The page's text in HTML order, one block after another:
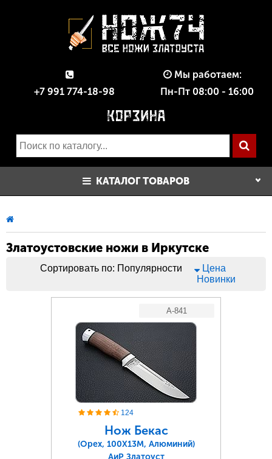
+7 991 774-18-98
Мы работаем:
Пн-Пт 08:00 - 16:00
КАТАЛОГ ТОВАРОВ
Златоустовские ножи в Иркутске
Сортировать по: Популярности
Цена
Новинки
A-841
124
Нож Бекас
(Орех, 100Х13М, Алюминий)
АиР Златоуст